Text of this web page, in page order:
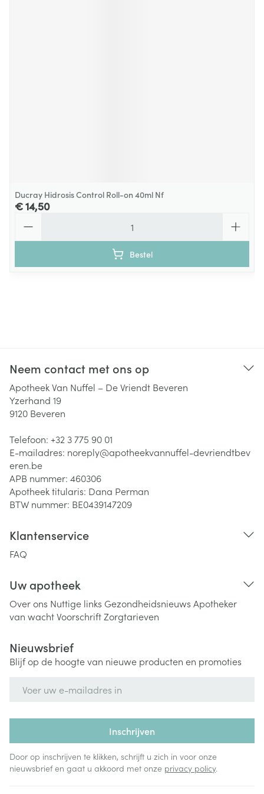
Ducray Hidrosis Control Roll-on 40ml Nf
€ 14,50
Bestel
Neem contact met ons op
Apotheek Van Nuffel – De Vriendt Beveren
Yzerhand 19
9120 Beveren
Telefoon: +32 3 775 90 01
E-mailadres: noreply@apotheekvannuffel-devriendtbev
eren.be
APB nummer: 460306
Apotheek titularis: Dana Perman
BTW nummer: BE0439147209
Klantenservice
FAQ
Uw apotheek
Over ons Nuttige links Gezondheidsnieuws Apotheker
van wachtVoorschriftZorgtarieven
Nieuwsbrief
Blijf op de hoogte van nieuwe producten en promoties
Inschrijven
Door op inschrijven te klikken, schrijft u zich in voor onze
nieuwsbrief en gaat u akkoord met onze privacy policy.